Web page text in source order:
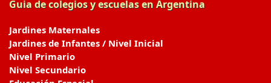
Guia de colegios y escuelas en Argentina
Jardines Maternales
Jardines de Infantes / Nivel Inicial
Nivel Primario
Nivel Secundario